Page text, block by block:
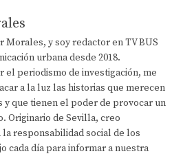
Morales, y soy redactor en TV BUS
urbana desde 2018.
el periodismo de investigación, me
a la luz las historias que merecen
y que tienen el poder de provocar un
Originario de Sevilla, creo
responsabilidad social de los
cada día para informar a nuestra